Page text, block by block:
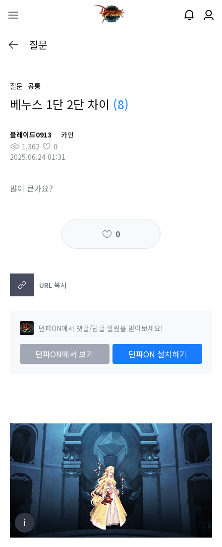
질문
질문 공통
베누스 1단 2단 차이 (8)
블레이드0913
카인
1,362
0
2025.06.24 01:31
많이 큰가요?
0
URL 복사
던파ON에서 댓글/답글 알림을 받아보세요!
던파ON에서 보기 던파ON 설치하기